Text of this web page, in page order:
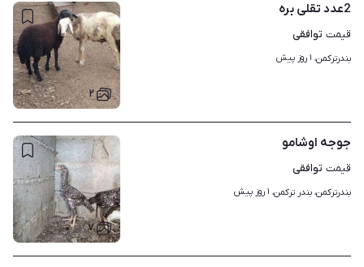
۲
2عدد تقلی بره
قیمت توافقی
بندرترکمن، ۱ روز پیش
۷
جوجه اوشامو
قیمت توافقی
بندرترکمن، بندر ترکمن، ۱ روز پیش